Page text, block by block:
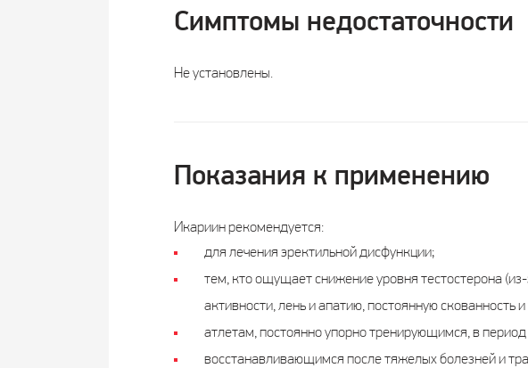
Симптомы недостаточности
Не установлены.
Показания к применению
Икариин рекомендуется:
для лечения эректильной дисфункции;
тем, кто ощущает снижение уровня тестостерона
активности, лень и апатию, постоянную скованность
атлетам, постоянно упорно тренирующимся, в
восстанавливающимся после тяжелых болезней и